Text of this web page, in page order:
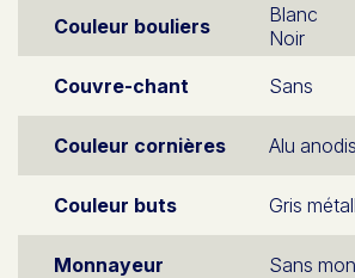
Couleur bouliers
Blanc
Noir
Couvre-chant
Sans
Couleur cornières Alu
Couleur buts Gris
Monnayeur Sans